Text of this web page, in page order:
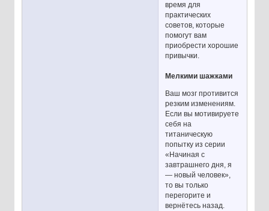
время для
практических
советов, которые
помогут вам
приобрести хорошие
привычки.
Мелкими шажками
Ваш мозг противится
резким изменениям.
Если вы мотивируете
себя на
титаническую
попытку из серии
«Начиная с
завтрашнего дня, я
— новый человек»,
то вы только
перегорите и
вернётесь назад.